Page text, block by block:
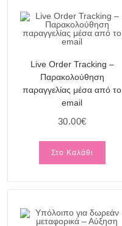
Live Order Tracking –
Παρακολούθηση
παραγγελίας μέσα από το
email
30.00€
Στο Καλάθι